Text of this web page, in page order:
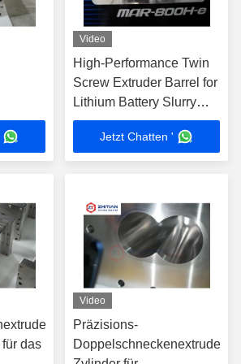
von
Video
High-Performance Twin
Screw Extruder Barrel for
Lithium Battery Slurry
Mixing ZHITIAN ZT615
Nickel-Chromium Alloy &
WR13 High-Chromium
Jetzt Chatten '
das
Video
Präzisions-
Doppelschneckenextruder-